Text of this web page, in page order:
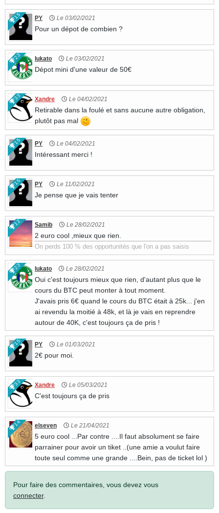
15 PY Le 03/02/2021
Pour un dépot de combien ?
23 lukato Le 03/02/2021
Dépot mini d'une valeur de 50€
33 Xandre Le 04/02/2021
Retirable dans la foulé et sans aucune autre obligation,
plutôt pas mal
15 PY Le 04/02/2021
Intéressant merci !
15 PY Le 11/02/2021
Je pense que je vais tenter
12 Samib Le 28/02/2021
2 euro cool ,mieux que rien.
On perds 100 % des opportunités que l'on a pas saisis
23 lukato Le 28/02/2021
Oui c'est toujours mieux que rien, d'autant plus que le
cours du BTC peut monter à tout moment.
J'avais pris 6€ quand le cours du BTC était à 25k... j'en
ai revendu la moitié à 48k, et là je vais en reprendre
autour de 40K, c'est toujours ça de pris !
15 PY Le 01/03/2021
2€ pour moi.
33 Xandre Le 05/03/2021
C'est toujours ça de pris
14 elseven Le 21/04/2021
5 euro cool ...Par contre ....Il faut absolument se faire
parrainer pour avoir un tiket ..(une amie a voulut faire
toute seul comme une grande ....Bein, pas de ticket lol )
Pour faire des commentaires, vous devez vous
connecter.